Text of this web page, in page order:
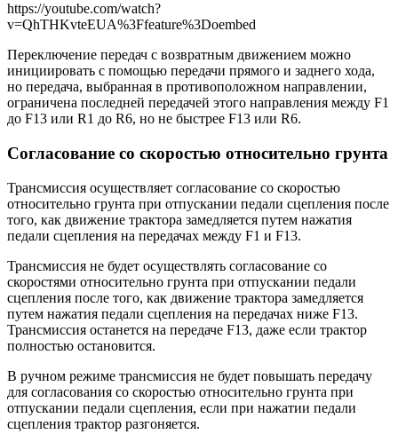
https://youtube.com/watch?
v=QhTHKvteEUA%3Ffeature%3Doembed
Переключение передач с возвратным движением можно
инициировать с помощью передачи прямого и заднего хода,
но передача, выбранная в противоположном направлении,
ограничена последней передачей этого направления между F1
до F13 или R1 до R6, но не быстрее F13 или R6.
Согласование со скоростью относительно грунта
Трансмиссия осуществляет согласование со скоростью
относительно грунта при отпускании педали сцепления после
того, как движение трактора замедляется путем нажатия
педали сцепления на передачах между F1 и F13.
Трансмиссия не будет осуществлять согласование со
скоростями относительно грунта при отпускании педали
сцепления после того, как движение трактора замедляется
путем нажатия педали сцепления на передачах ниже F13.
Трансмиссия останется на передаче F13, даже если трактор
полностью остановится.
В ручном режиме трансмиссия не будет повышать передачу
для согласования со скоростью относительно грунта при
отпускании педали сцепления, если при нажатии педали
сцепления трактор разгоняется.